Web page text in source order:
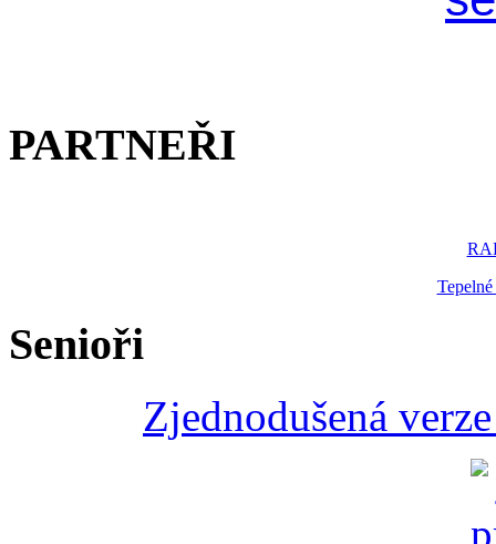
PARTNEŘI
Senioři
Zjednodušená